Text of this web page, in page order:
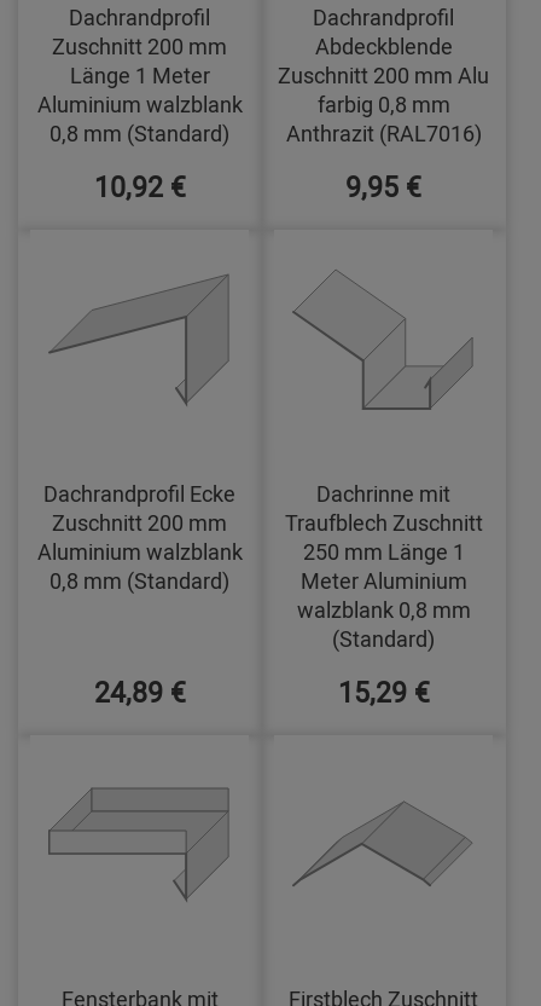
Dachrandprofil
Zuschnitt 200 mm
Länge 1 Meter
Aluminium walzblank
0,8 mm (Standard)
10,92 €
Dachrandprofil
Abdeckblende
Zuschnitt 200 mm Alu
farbig 0,8 mm
Anthrazit (RAL7016)
9,95 €
Dachrandprofil Ecke
Zuschnitt 200 mm
Aluminium walzblank
0,8 mm (Standard)
24,89 €
Dachrinne mit
Traufblech Zuschnitt
250 mm Länge 1
Meter Aluminium
walzblank 0,8 mm
(Standard)
15,29 €
Fensterbank mit Firstblech Zuschnitt